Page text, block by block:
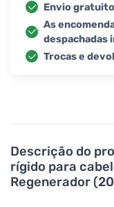
Descrição do
rígido para
Regenerador
Envio gratuito
As
despachadas
Trocas e